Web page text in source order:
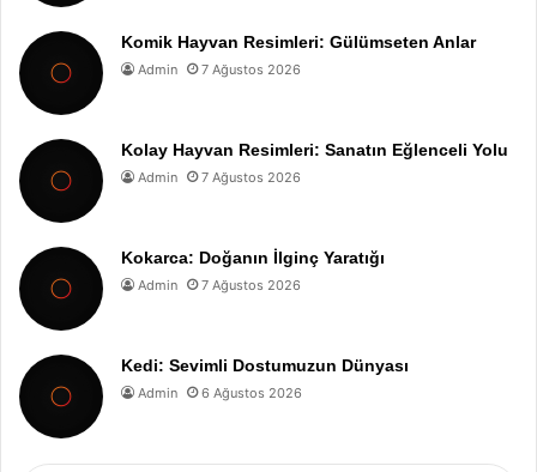
Komik Hayvan Resimleri: Gülümseten Anlar
Admin 7 Ağustos 2026
Kolay Hayvan Resimleri: Sanatın Eğlenceli Yolu
Admin 7 Ağustos 2026
Kokarca: Doğanın İlginç Yaratığı
Admin 7 Ağustos 2026
Kedi: Sevimli Dostumuzun Dünyası
Admin 6 Ağustos 2026